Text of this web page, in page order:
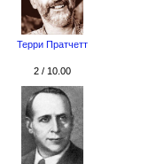
Терри Пратчетт
2 / 10.00